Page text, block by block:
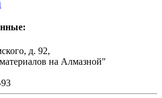
д. 92,
на Алмазной"